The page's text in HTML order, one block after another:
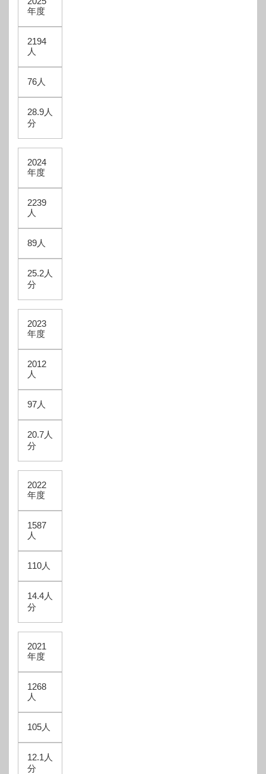
年度
2194
人
76人
28.9人
分
2024
年度
2239
人
89人
25.2人
分
2023
年度
2012
人
97人
20.7人
分
2022
年度
1587
人
110人
14.4人
分
2021
年度
1268
人
105人
12.1人
分